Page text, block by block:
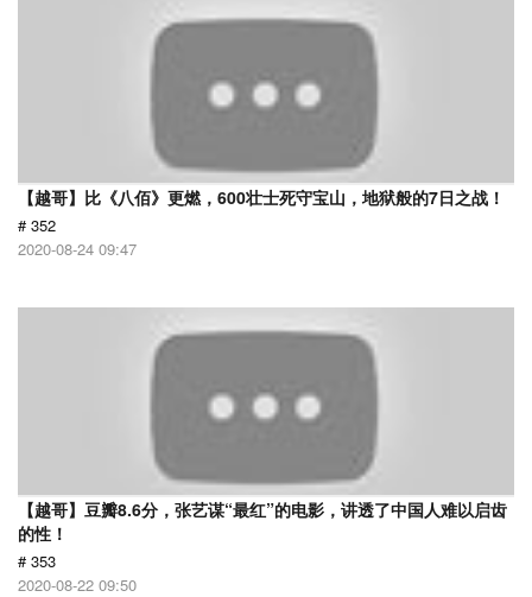
【越哥】比《八佰》更燃，600壮士死守宝山，地狱般的7日之战！
# 352
2020-08-24 09:47
【越哥】豆瓣8.6分，张艺谋“最红”的电影，讲透了中国人难以启齿
的性！
# 353
2020-08-22 09:50